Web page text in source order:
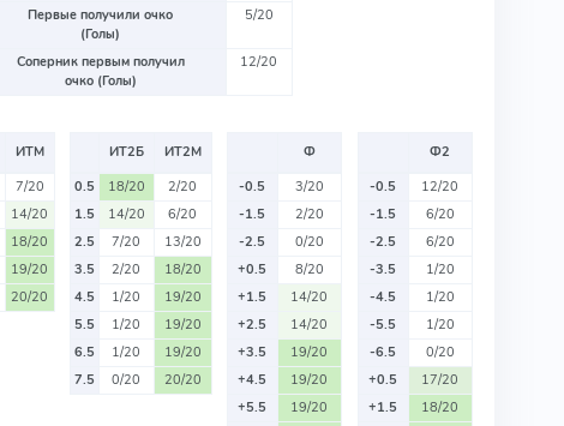
Первые получили очко
(Голы)
5/20
Соперник первым получил
очко (Голы)
12/20
ИТМ
7/20
14/20
18/20
19/20
20/20
ИТ2Б
ИТ2М
0.5
18/20
2/20
1.5
14/20
6/20
2.5
7/20
13/20
3.5
2/20
18/20
4.5
1/20
19/20
5.5
1/20
19/20
6.5
1/20
19/20
7.5
0/20 20/20
Ф
-0.5
3/20
-1.5
2/20
-2.5
0/20
+0.5
8/20
+1.5
14/20
+2.5
14/20
+3.5
19/20
+4.5
19/20
+5.5
19/20
Ф2
-0.5
12/20
-1.5
6/20
-2.5
6/20
-3.5
1/20
-4.5
1/20
-5.5
1/20
-6.5
0/20
+0.5
17/20
+1.5
18/20